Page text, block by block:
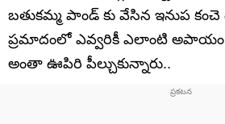
బతుకమ్మ పాండ్ కు వేసిన ఇనుప
ప్రమాదంలో ఎవ్వరికీ ఎలాంటి
అంతా ఊపిరి పీల్చుకున్నారు..